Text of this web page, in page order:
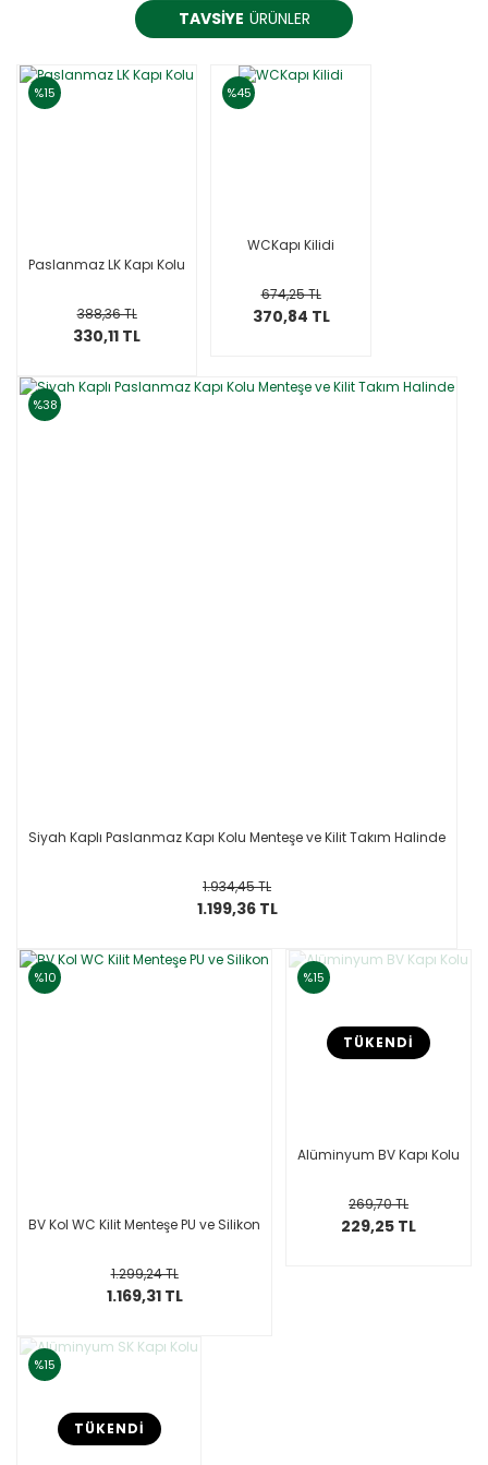
TAVSİYE ÜRÜNLER
%15
Paslanmaz LK Kapı Kolu
388,36 TL
330,11 TL
%45
WCKapı Kilidi
674,25 TL
370,84 TL
%38
Siyah Kaplı Paslanmaz Kapı Kolu Menteşe ve Kilit Takım Halinde
1.934,45 TL
1.199,36 TL
%10
BV Kol WC Kilit Menteşe PU ve Silikon
1.299,24 TL
1.169,31 TL
%15
TÜKENDİ
Alüminyum BV Kapı Kolu
269,70 TL
229,25 TL
%15
TÜKENDİ